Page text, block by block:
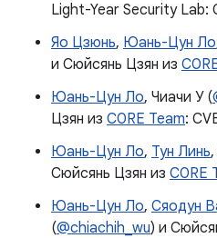
Light-Year Security
Яо Цзюнь, Юань-Цун Ло
и Сюйсянь Цзян из
Юань-Цун Ло, Чиачи У (
Цзян из C0RE Team:
Юань-Цун Ло, Тун Линь
Сюйсянь Цзян из C0RE
Юань-Цун Ло, Сяодун
(@chiachih_wu) и